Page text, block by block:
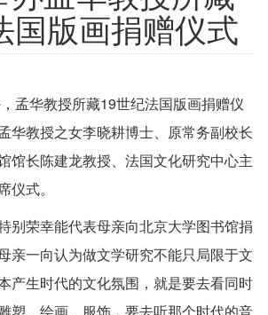
国版画捐赠仪式
孟华教授所藏19世纪法国版画捐赠仪
华教授之女李晓耕博士、原常务副校长
馆长陈建龙教授、法国文化研究中心主
仪式。
别荣幸能代表母亲向北京大学图书馆捐
亲一向认为做文学研究不能只局限于文
产生时代的文化氛围，就是要去看同时